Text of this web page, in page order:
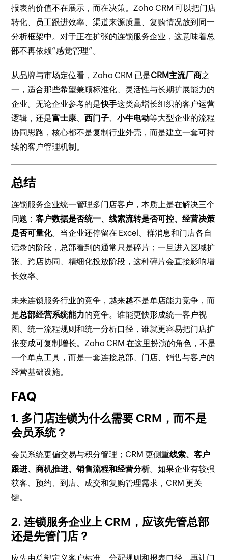
报表的价值不在展示，而在决策。Zoho CRM 可以把门店
转化、员工跟进效率、渠道来源质量、复购情况放到同一
分析框架中。对于正在扩张的连锁服务企业，这意味着总
部不再依赖“感觉管理”。
从品牌与市场定位看，Zoho CRM 已是CRM主流厂商之
一，适合那些希望兼顾标准化、灵活性与长期扩展能力的
企业。无论企业参考的是快手这类高增长组织的客户运营
逻辑，还是富士康、西门子、小牛电动等大型企业的流程
协同思路，核心都不是复制行业外壳，而是建立一套可持
续的客户管理机制。
总结
连锁服务企业统一管理多门店客户，本质上是在解决三个
问题：客户数据是否统一、线索流转是否可控、经营决策
是否可量化。当企业还停留在 Excel、群消息和门店各自
记录的阶段，总部看到的通常只是碎片；一旦进入区域扩
张、跨店协同、精细化投放阶段，这种碎片会直接影响增
长效率。
未来连锁服务行业的竞争，越来越不是单店能力竞争，而
是总部经营系统能力的竞争。谁能更快形成统一客户视
图、统一流程规则和统一分析口径，谁就更容易把门店扩
张变成可复制增长。Zoho CRM 在这里扮演的角色，不是
一个单点工具，而是一套连接总部、门店、销售与客户的
经营基础设施。
FAQ
1. 多门店连锁为什么需要 CRM，而不是
会员系统？
会员系统更偏交易与积分管理；CRM 更侧重线索、客户
跟进、商机推进、销售流程和经营分析。如果企业有较强
获客、预约、到店、成交和复购管理需求，CRM 更关
键。
2. 连锁服务企业上 CRM，应该先管总部
还是先管门店？